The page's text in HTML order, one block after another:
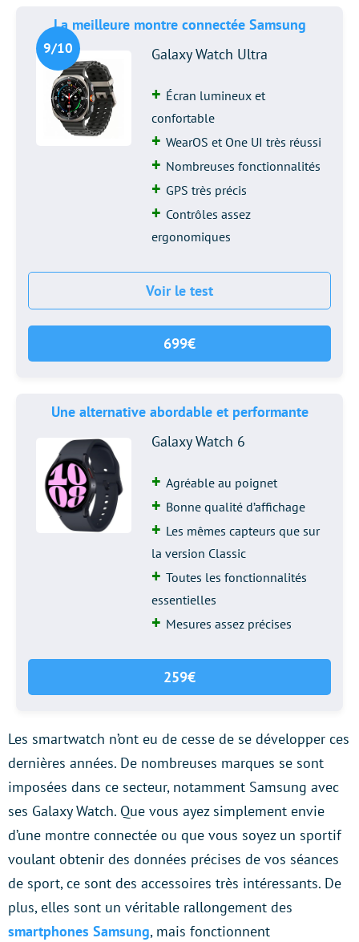
La meilleure montre connectée Samsung
9/10 Galaxy Watch Ultra
Écran lumineux et
confortable
WearOS et One UI très réussi
Nombreuses fonctionnalités
GPS très précis
Contrôles assez
ergonomiques
Voir le test
699€
Une alternative abordable et performante
Galaxy Watch 6
Agréable au poignet
Bonne qualité d’affichage
Les mêmes capteurs que sur
la version Classic
Toutes les fonctionnalités
essentielles
Mesures assez précises
259€
Les smartwatch n’ont eu de cesse de se développer ces
dernières années. De nombreuses marques se sont
imposées dans ce secteur, notamment Samsung avec
ses Galaxy Watch. Que vous ayez simplement envie
d’une montre connectée ou que vous soyez un sportif
voulant obtenir des données précises de vos séances
de sport, ce sont des accessoires très intéressants. De
plus, elles sont un véritable rallongement des
smartphones Samsung, mais fonctionnent